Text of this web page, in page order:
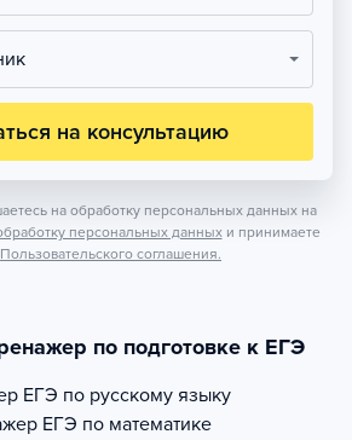
на консультацию
на обработку персональных данных на
персональных данных и принимаете
Пользовательского соглашения.
по подготовке к ЕГЭ
ЕГЭ по русскому языку
ЕГЭ по математике